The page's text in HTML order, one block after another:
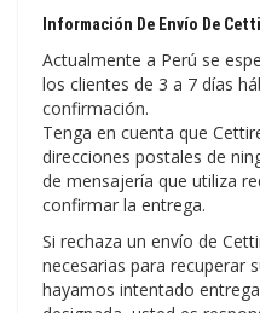
Información De Envío De
Actualmente a Perú se
los clientes de 3 a 7 días
confirmación.
Tenga en cuenta que
direcciones postales de
de mensajería que utiliza
confirmar la entrega.
Si rechaza un envío de
necesarias para recuperar
hayamos intentado